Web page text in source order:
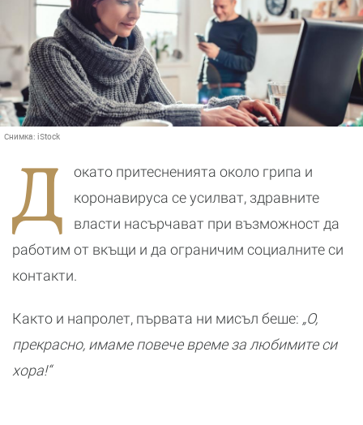
Снимка: iStock
Д
окато притесненията около грипа и
коронавируса се усилват, здравните
власти насърчават при възможност да
работим от вкъщи и да ограничим социалните си
контакти.
Както и напролет, първата ни мисъл беше: „О,
прекрасно, имаме повече време за любимите си
хора!“